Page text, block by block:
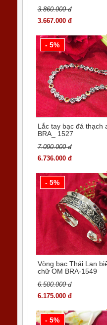
- ĐỔI HÀNG
- HOÀN TIỀN
-----------
100% khách
3.860.000 đ
3.667.000 đ
- 5%
Lắc tay bạc đá thạch
BRA_ 1527
7.090.000 đ
6.736.000 đ
- 5%
Vòng bạc Thái Lan
chữ OM BRA-1549
6.500.000 đ
6.175.000 đ
- 5%